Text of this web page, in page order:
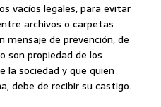
vacíos legales, para evitar
archivos o carpetas
mensaje de prevención, de
son propiedad de los
la sociedad y que quien
debe de recibir su castigo.